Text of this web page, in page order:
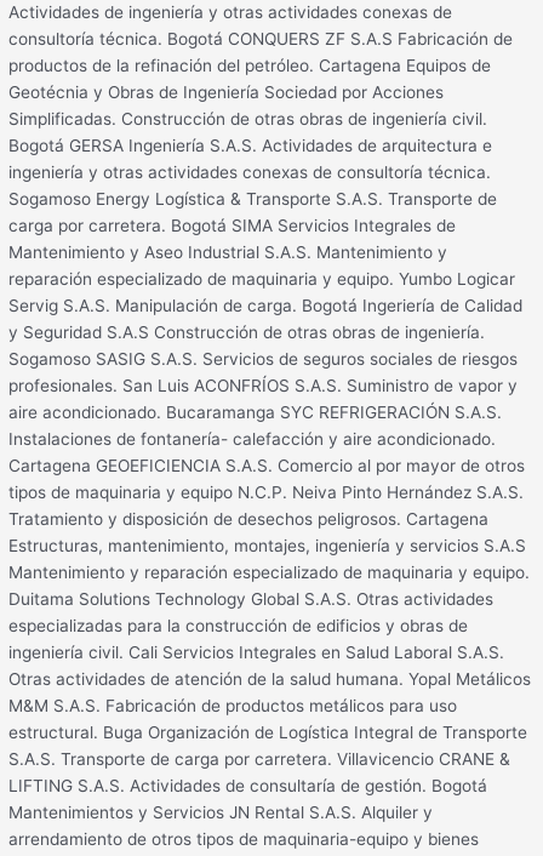
Actividades de ingeniería y otras actividades conexas de
consultoría técnica. Bogotá CONQUERS ZF S.A.S Fabricación de
productos de la refinación del petróleo. Cartagena Equipos de
Geotécnia y Obras de Ingeniería Sociedad por Acciones
Simplificadas. Construcción de otras obras de ingeniería civil.
Bogotá GERSA Ingeniería S.A.S. Actividades de arquitectura e
ingeniería y otras actividades conexas de consultoría técnica.
Sogamoso Energy Logística & Transporte S.A.S. Transporte de
carga por carretera. Bogotá SIMA Servicios Integrales de
Mantenimiento y Aseo Industrial S.A.S. Mantenimiento y
reparación especializado de maquinaria y equipo. Yumbo Logicar
Servig S.A.S. Manipulación de carga. Bogotá Ingeriería de Calidad
y Seguridad S.A.S Construcción de otras obras de ingeniería.
Sogamoso SASIG S.A.S. Servicios de seguros sociales de riesgos
profesionales. San Luis ACONFRÍOS S.A.S. Suministro de vapor y
aire acondicionado. Bucaramanga SYC REFRIGERACIÓN S.A.S.
Instalaciones de fontanería- calefacción y aire acondicionado.
Cartagena GEOEFICIENCIA S.A.S. Comercio al por mayor de otros
tipos de maquinaria y equipo N.C.P. Neiva Pinto Hernández S.A.S.
Tratamiento y disposición de desechos peligrosos. Cartagena
Estructuras, mantenimiento, montajes, ingeniería y servicios S.A.S
Mantenimiento y reparación especializado de maquinaria y equipo.
Duitama Solutions Technology Global S.A.S. Otras actividades
especializadas para la construcción de edificios y obras de
ingeniería civil. Cali Servicios Integrales en Salud Laboral S.A.S.
Otras actividades de atención de la salud humana. Yopal Metálicos
M&M S.A.S. Fabricación de productos metálicos para uso
estructural. Buga Organización de Logística Integral de Transporte
S.A.S. Transporte de carga por carretera. Villavicencio CRANE &
LIFTING S.A.S. Actividades de consultaría de gestión. Bogotá
Mantenimientos y Servicios JN Rental S.A.S. Alquiler y
arrendamiento de otros tipos de maquinaria-equipo y bienes